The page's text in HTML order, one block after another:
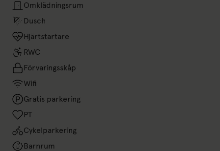
Omklädningsrum
Dusch
Hjärtstartare
RWC
Förvaringsskåp
Wifi
Gratis parkering
PT
Cykelparkering
Barnrum